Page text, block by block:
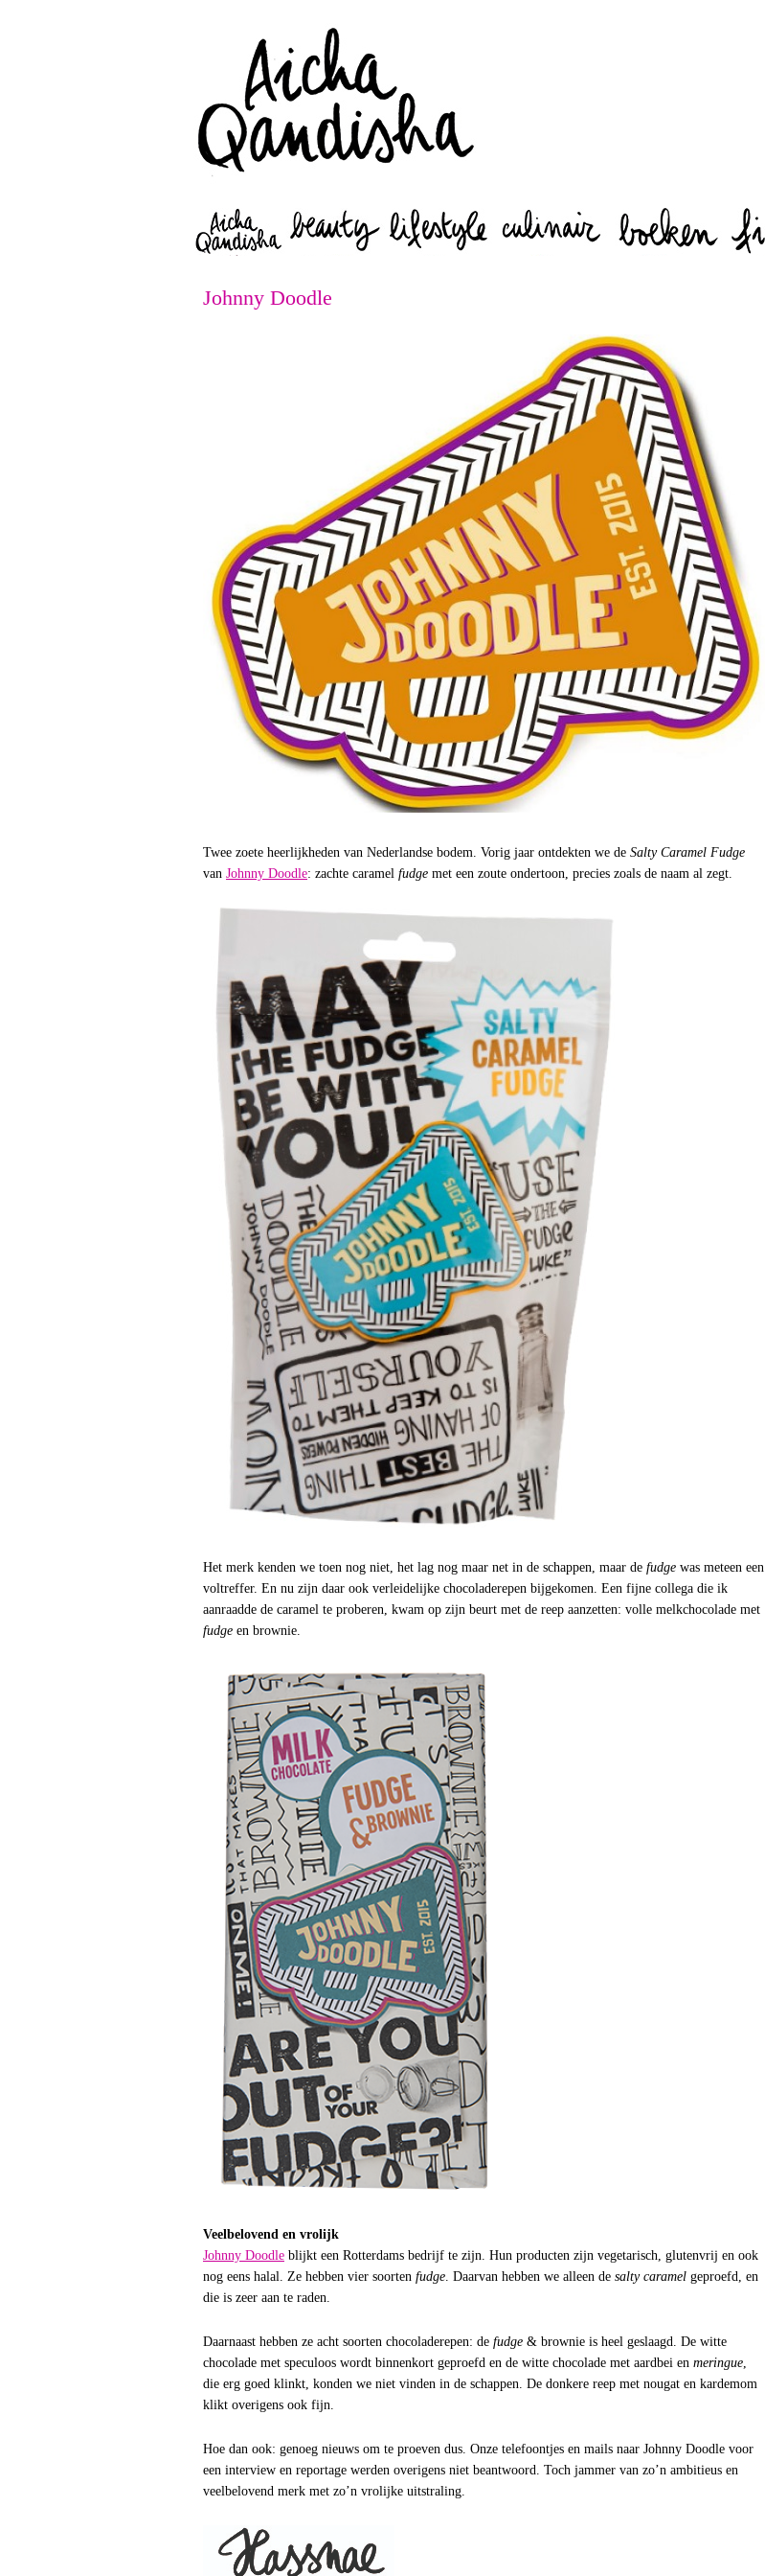
Johnny Doodle
Twee zoete heerlijkheden van Nederlandse bodem. Vorig jaar ontdekten we de Salty Caramel Fudge
van Johnny Doodle: zachte caramel fudge met een zoute ondertoon, precies zoals de naam al zegt.
Het merk kenden we toen nog niet, het lag nog maar net in de schappen, maar de fudge was meteen een
voltreffer. En nu zijn daar ook verleidelijke chocoladerepen bijgekomen. Een fijne collega die ik
aanraadde de caramel te proberen, kwam op zijn beurt met de reep aanzetten: volle melkchocolade met
fudge en brownie.
Veelbelovend en vrolijk
Johnny Doodle blijkt een Rotterdams bedrijf te zijn. Hun producten zijn vegetarisch, glutenvrij en ook
nog eens halal. Ze hebben vier soorten fudge. Daarvan hebben we alleen de salty caramel geproefd, en
die is zeer aan te raden.
Daarnaast hebben ze acht soorten chocoladerepen: de fudge & brownie is heel geslaagd. De witte
chocolade met speculoos wordt binnenkort geproefd en de witte chocolade met aardbei en meringue,
die erg goed klinkt, konden we niet vinden in de schappen. De donkere reep met nougat en kardemom
klikt overigens ook fijn.
Hoe dan ook: genoeg nieuws om te proeven dus. Onze telefoontjes en mails naar Johnny Doodle voor
een interview en reportage werden overigens niet beantwoord. Toch jammer van zo’n ambitieus en
veelbelovend merk met zo’n vrolijke uitstraling.